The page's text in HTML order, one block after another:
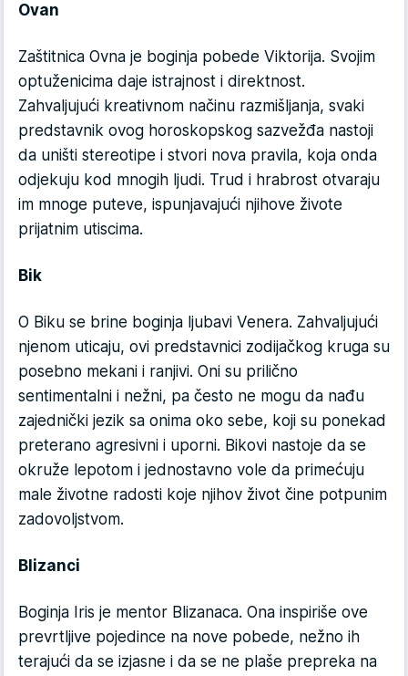
Ovan
Zaštitnica Ovna je boginja pobede Viktorija. Svojim
optuženicima daje istrajnost i direktnost.
Zahvaljujući kreativnom načinu razmišljanja, svaki
predstavnik ovog horoskopskog sazvežđa nastoji
da uništi stereotipe i stvori nova pravila, koja onda
odjekuju kod mnogih ljudi. Trud i hrabrost otvaraju
im mnoge puteve, ispunjavajući njihove živote
prijatnim utiscima.
Bik
O Biku se brine boginja ljubavi Venera. Zahvaljujući
njenom uticaju, ovi predstavnici zodijačkog kruga su
posebno mekani i ranjivi. Oni su prilično
sentimentalni i nežni, pa često ne mogu da nađu
zajednički jezik sa onima oko sebe, koji su ponekad
preterano agresivni i uporni. Bikovi nastoje da se
okruže lepotom i jednostavno vole da primećuju
male životne radosti koje njihov život čine potpunim
zadovoljstvom.
Blizanci
Boginja Iris je mentor Blizanaca. Ona inspiriše ove
prevrtljive pojedince na nove pobede, nežno ih
terajući da se izjasne i da se ne plaše prepreka na